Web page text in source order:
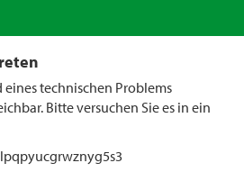
technischen Problems
Bitte versuchen Sie es in ein